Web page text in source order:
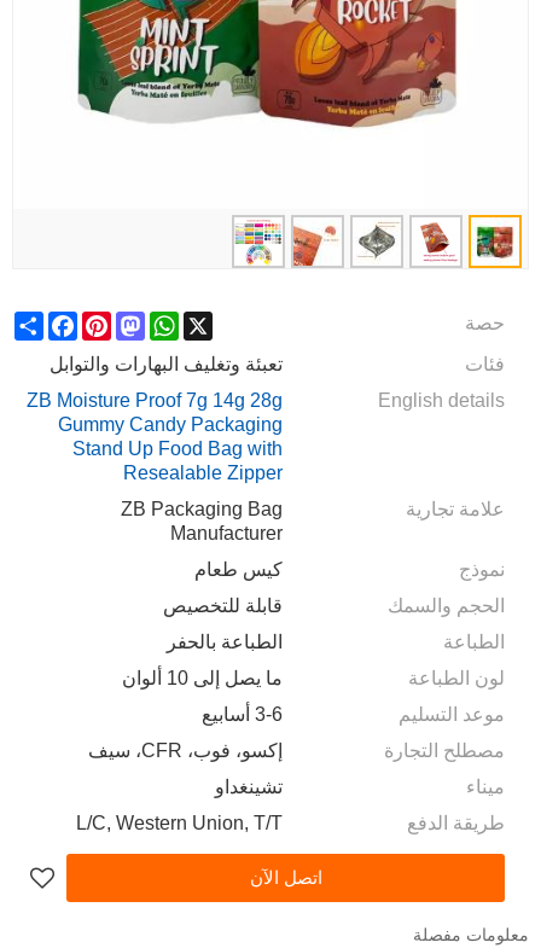
حصة Pinterest
Mastodon
WhatsApp X
فئات
تعبئة وتغليف البهارات والتوابل
English details
ZB Moisture Proof 7g 14g 28g
Gummy Candy Packaging
Stand Up Food Bag with
Resealable Zipper
علامة تجارية
ZB Packaging Bag
Manufacturer
نموذج
كيس طعام
الحجم والسمك
قابلة للتخصيص
الطباعة
الطباعة بالحفر
لون الطباعة
ما يصل إلى 10 ألوان
موعد التسليم
3-6 أسابيع
مصطلح التجارة
إكسو، فوب، CFR، سيف
ميناء
تشينغداو
طريقة الدفع
L/C, Western Union, T/T
اتصل الآن
معلومات مفصلة